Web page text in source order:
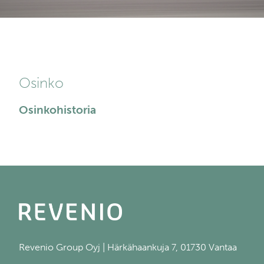
Osinko
Osinkohistoria
Revenio Group Oyj | Härkähaankuja 7, 01730 Vantaa